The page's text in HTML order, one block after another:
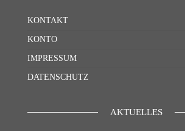
KONTAKT
KONTO
IMPRESSUM
DATENSCHUTZ
AKTUELLES